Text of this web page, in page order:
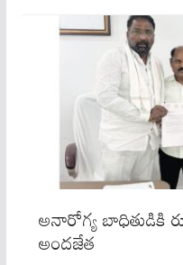
అనారోగ్య బాధితుడికి
అందజేత